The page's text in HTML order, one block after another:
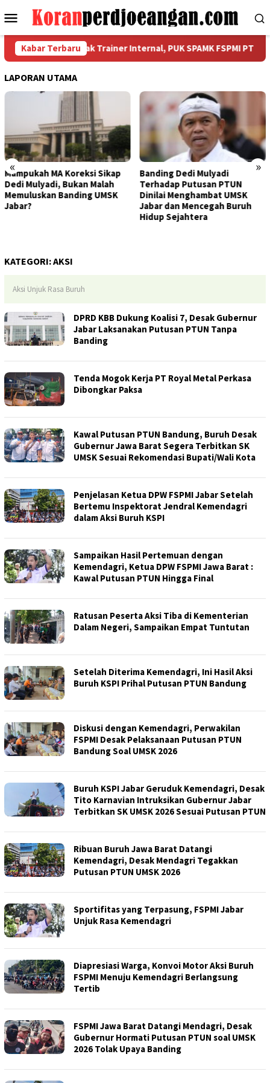
ke
Menu
Mobile
Kabar Terbaru
dan Cetak Trainer Internal, PUK SPAMK FSPMI PT Seiwa
LAPORAN UTAMA
« »
Banding Dedi Mulyadi
Terhadap Putusan PTUN
Dinilai Menghambat UMSK
Jabar dan Mencegah Buruh
Bapak Aing Mengajukan
Banding, MA Tak Boleh
Mengubur Putusan PTUN Soal
UMSK Jawa Barat
KATEGORI:AKSI
Aksi Unjuk Rasa Buruh
DPRD KBB Dukung Koalisi 7, Desak Gubernur
Jabar Laksanakan Putusan PTUN Tanpa
Banding
Tenda Mogok Kerja PT Royal Metal Perkasa
Dibongkar Paksa
Kawal Putusan PTUN Bandung, Buruh Desak
Gubernur Jawa Barat Segera Terbitkan SK
UMSK Sesuai Rekomendasi Bupati/Wali Kota
Penjelasan Ketua DPW FSPMI Jabar Setelah
Bertemu Inspektorat Jendral Kemendagri
dalam Aksi Buruh KSPI
Sampaikan Hasil Pertemuan dengan
Kemendagri, Ketua DPW FSPMI Jawa Barat :
Kawal Putusan PTUN Hingga Final
Ratusan Peserta Aksi Tiba di Kementerian
Dalam Negeri, Sampaikan Empat Tuntutan
Setelah Diterima Kemendagri, Ini Hasil Aksi
Buruh KSPI Prihal Putusan PTUN Bandung
Diskusi dengan Kemendagri, Perwakilan
FSPMI Desak Pelaksanaan Putusan PTUN
Bandung Soal UMSK 2026
Buruh KSPI Jabar Geruduk Kemendagri, Desak
Tito Karnavian Intruksikan Gubernur Jabar
Terbitkan SK UMSK 2026 Sesuai Putusan PTUN
Ribuan Buruh Jawa Barat Datangi
Kemendagri, Desak Mendagri Tegakkan
Putusan PTUN UMSK 2026
Sportifitas yang Terpasung, FSPMI Jabar
Unjuk Rasa Kemendagri
Diapresiasi Warga, Konvoi Motor Aksi Buruh
FSPMI Menuju Kemendagri Berlangsung
Tertib
FSPMI Jawa Barat Datangi Mendagri, Desak
Gubernur Hormati Putusan PTUN soal UMSK
2026 Tolak Upaya Banding